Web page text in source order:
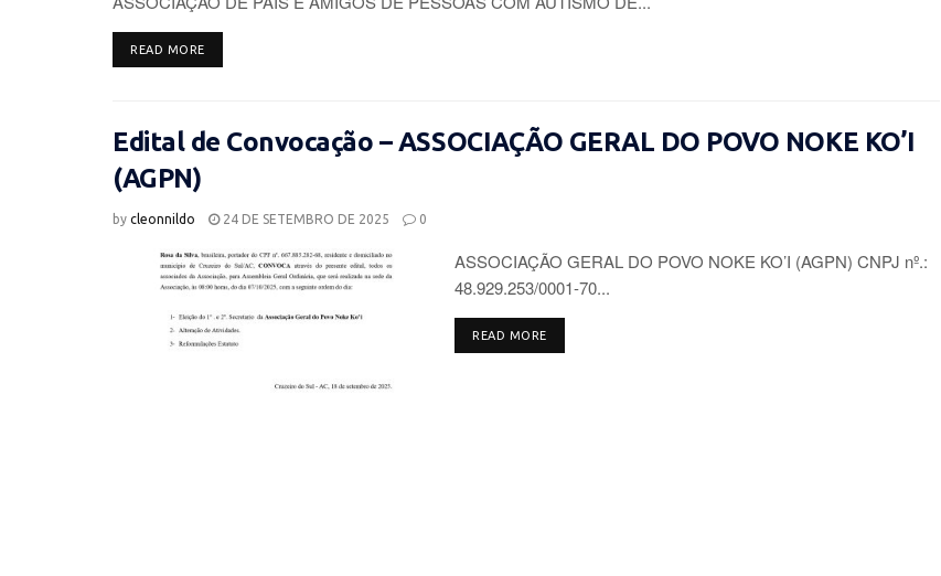
READ MOREDETAILS
Edital de Convocação – ASSOCIAÇÃO GERAL DO POVO NOKE KO’I
(AGPN)
by cleonnildo 24 DE SETEMBRO DE 2025 0
ASSOCIAÇÃO GERAL DO POVO NOKE KO’I (AGPN) CNPJ nº.:
48.929.253/0001-70...
READ MOREDETAILS